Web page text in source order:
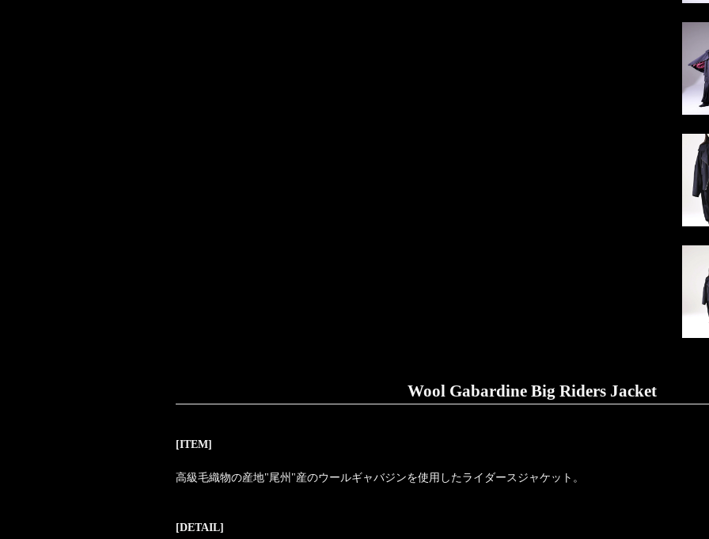
Wool Gabardine Big Riders Jacket
[ITEM]
高級毛織物の産地"尾州"産のウールギャバジンを使用したライダースジャケット。
[DETAIL]